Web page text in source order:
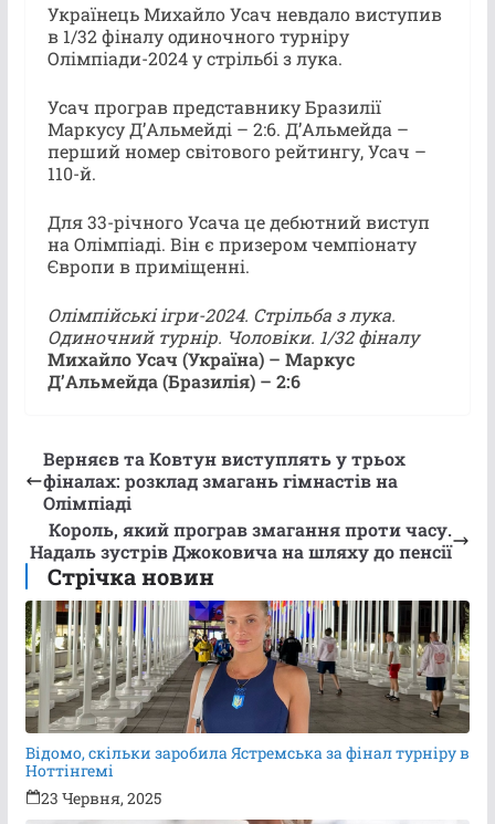
Українець Михайло Усач невдало виступив
в 1/32 фіналу одиночного турніру
Олімпіади-2024 у стрільбі з лука.
Усач програв представнику Бразилії
Маркусу ДʼАльмейді – 2:6. ДʼАльмейда –
перший номер світового рейтингу, Усач –
110-й.
Для 33-річного Усача це дебютний виступ
на Олімпіаді. Він є призером чемпіонату
Європи в приміщенні.
Олімпійські ігри-2024. Стрільба з лука.
Одиночний турнір. Чоловіки. 1/32 фіналу
Михайло Усач (Україна) – Маркус
ДʼАльмейда (Бразилія) – 2:6
Верняєв та Ковтун виступлять у трьох
фіналах: розклад змагань гімнастів на
Олімпіаді
Король, який програв змагання проти часу.
Надаль зустрів Джоковича на шляху до пенсії
Стрічка новин
Відомо, скільки заробила Ястремська за фінал турніру в
Ноттінгемі
23 Червня, 2025